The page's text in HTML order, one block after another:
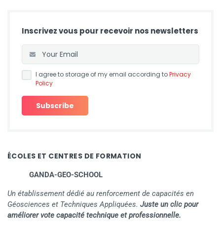
Inscrivez vous pour recevoir nos newsletters
I agree to storage of my email according toPrivacy
Policy
ÉCOLES ET CENTRES DE FORMATION
GANDA-GEO-SCHOOL
Un établissement dédié au renforcement de capacités en
Géosciences et Techniques Appliquées. Juste un clic pour
améliorer vote capacité technique et professionnelle.